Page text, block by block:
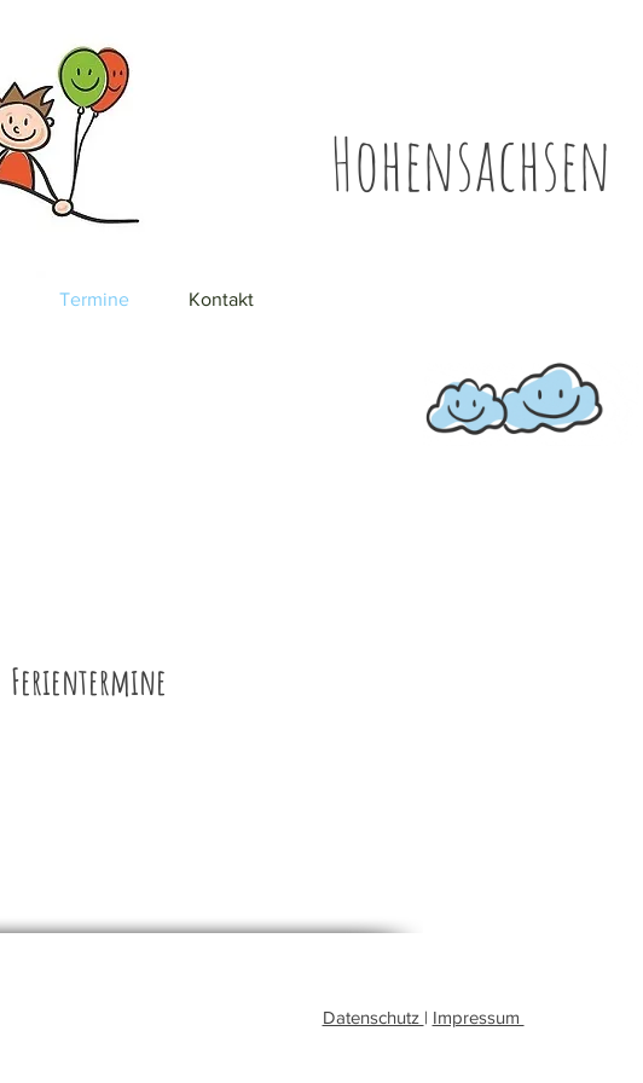
Termine Kontakt
Hohensachsen
Ferientermine
Datenschutz | Impressum